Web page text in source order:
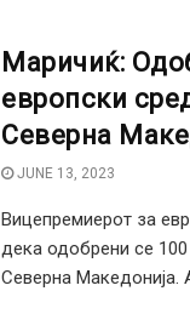
Маричиќ:
европски
Северна
JUNE 13, 2023
Вицепремиерот за
дека одобрени се
Северна Македонија.